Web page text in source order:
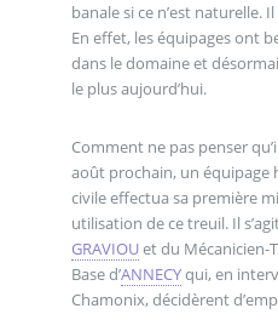
banale si ce n’est naturelle.
En effet, les équipages ont
dans le domaine et
le plus aujourd’hui.
Comment ne pas penser
août prochain, un équipage
civile effectua sa première
utilisation de ce treuil. Il
GRAVIOUet du Mécanicien-
Base d’ANNECYqui, en
Chamonix, décidèrent